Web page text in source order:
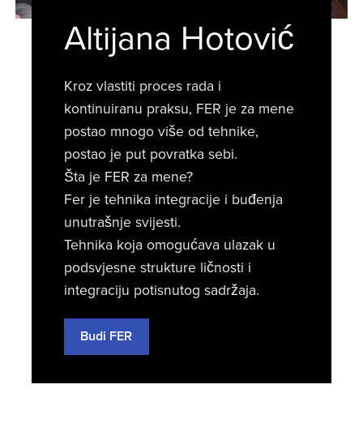
Altijana Hotović
Kroz vlastiti proces rada i
kontinuiranu praksu, FER je za mene
postao mnogo više od tehnike,
postao je put povratka sebi.
Šta je FER za mene?
Fer je tehnika integracije i buđenja
unutrašnje svijesti.
Tehnika koja omogućava ulazak u
podsvjesne strukture ličnosti i
integraciju potisnutog sadržaja.
Budi FER